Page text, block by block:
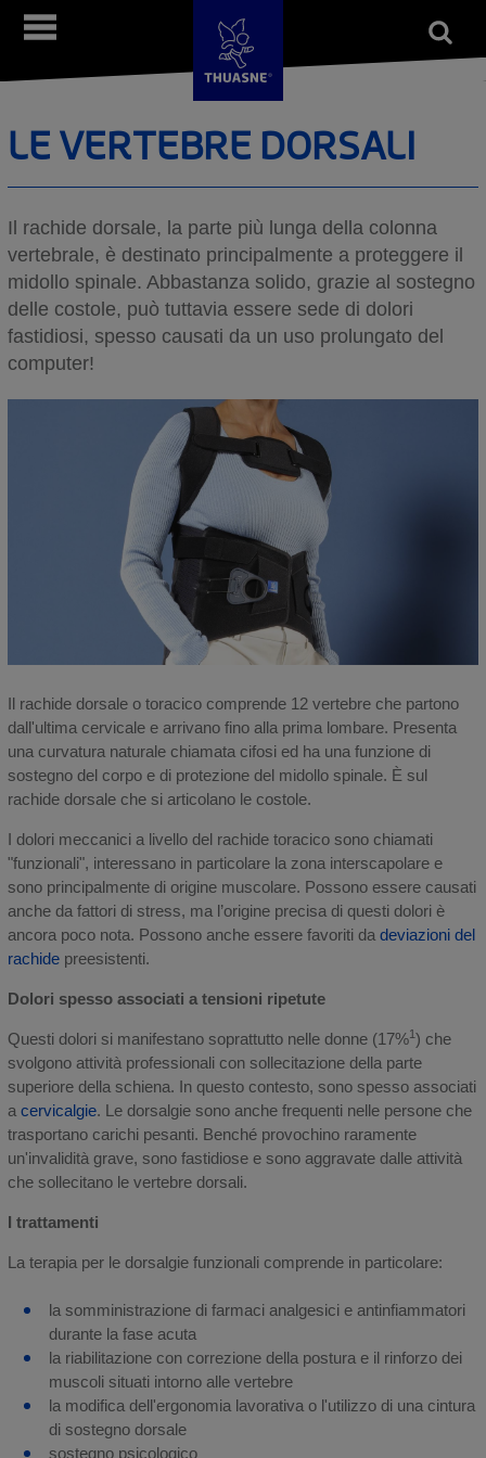
Salta
Open
form Menù
LE VERTEBRE DORSALI
Il rachide dorsale, la parte più lunga della colonna
vertebrale, è destinato principalmente a proteggere il
midollo spinale. Abbastanza solido, grazie al sostegno
delle costole, può tuttavia essere sede di dolori
fastidiosi, spesso causati da un uso prolungato del
computer!
Il rachide dorsale o toracico comprende 12 vertebre che partono
dall'ultima cervicale e arrivano fino alla prima lombare. Presenta
una curvatura naturale chiamata cifosi ed ha una funzione di
sostegno del corpo e di protezione del midollo spinale. È sul
rachide dorsale che si articolano le costole.
I dolori meccanici a livello del rachide toracico sono chiamati
"funzionali", interessano in particolare la zona interscapolare e
sono principalmente di origine muscolare. Possono essere causati
anche da fattori di stress, ma l’origine precisa di questi dolori è
ancora poco nota. Possono anche essere favoriti da deviazioni del
rachide preesistenti.
Dolori spesso associati a tensioni ripetute
Questi dolori si manifestano soprattutto nelle donne (17%1) che
svolgono attività professionali con sollecitazione della parte
superiore della schiena. In questo contesto, sono spesso associati
a cervicalgie. Le dorsalgie sono anche frequenti nelle persone che
trasportano carichi pesanti. Benché provochino raramente
un'invalidità grave, sono fastidiose e sono aggravate dalle attività
che sollecitano le vertebre dorsali.
I trattamenti
La terapia per le dorsalgie funzionali comprende in particolare:
la somministrazione di farmaci analgesici e antinfiammatori
durante la fase acuta
la riabilitazione con correzione della postura e il rinforzo dei
muscoli situati intorno alle vertebre
la modifica dell'ergonomia lavorativa o l'utilizzo di una cintura
di sostegno dorsale
sostegno psicologico